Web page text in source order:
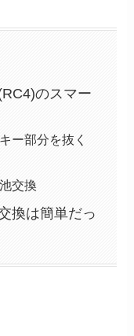
のスマー
ー部分を抜く
交換
換は簡単だっ